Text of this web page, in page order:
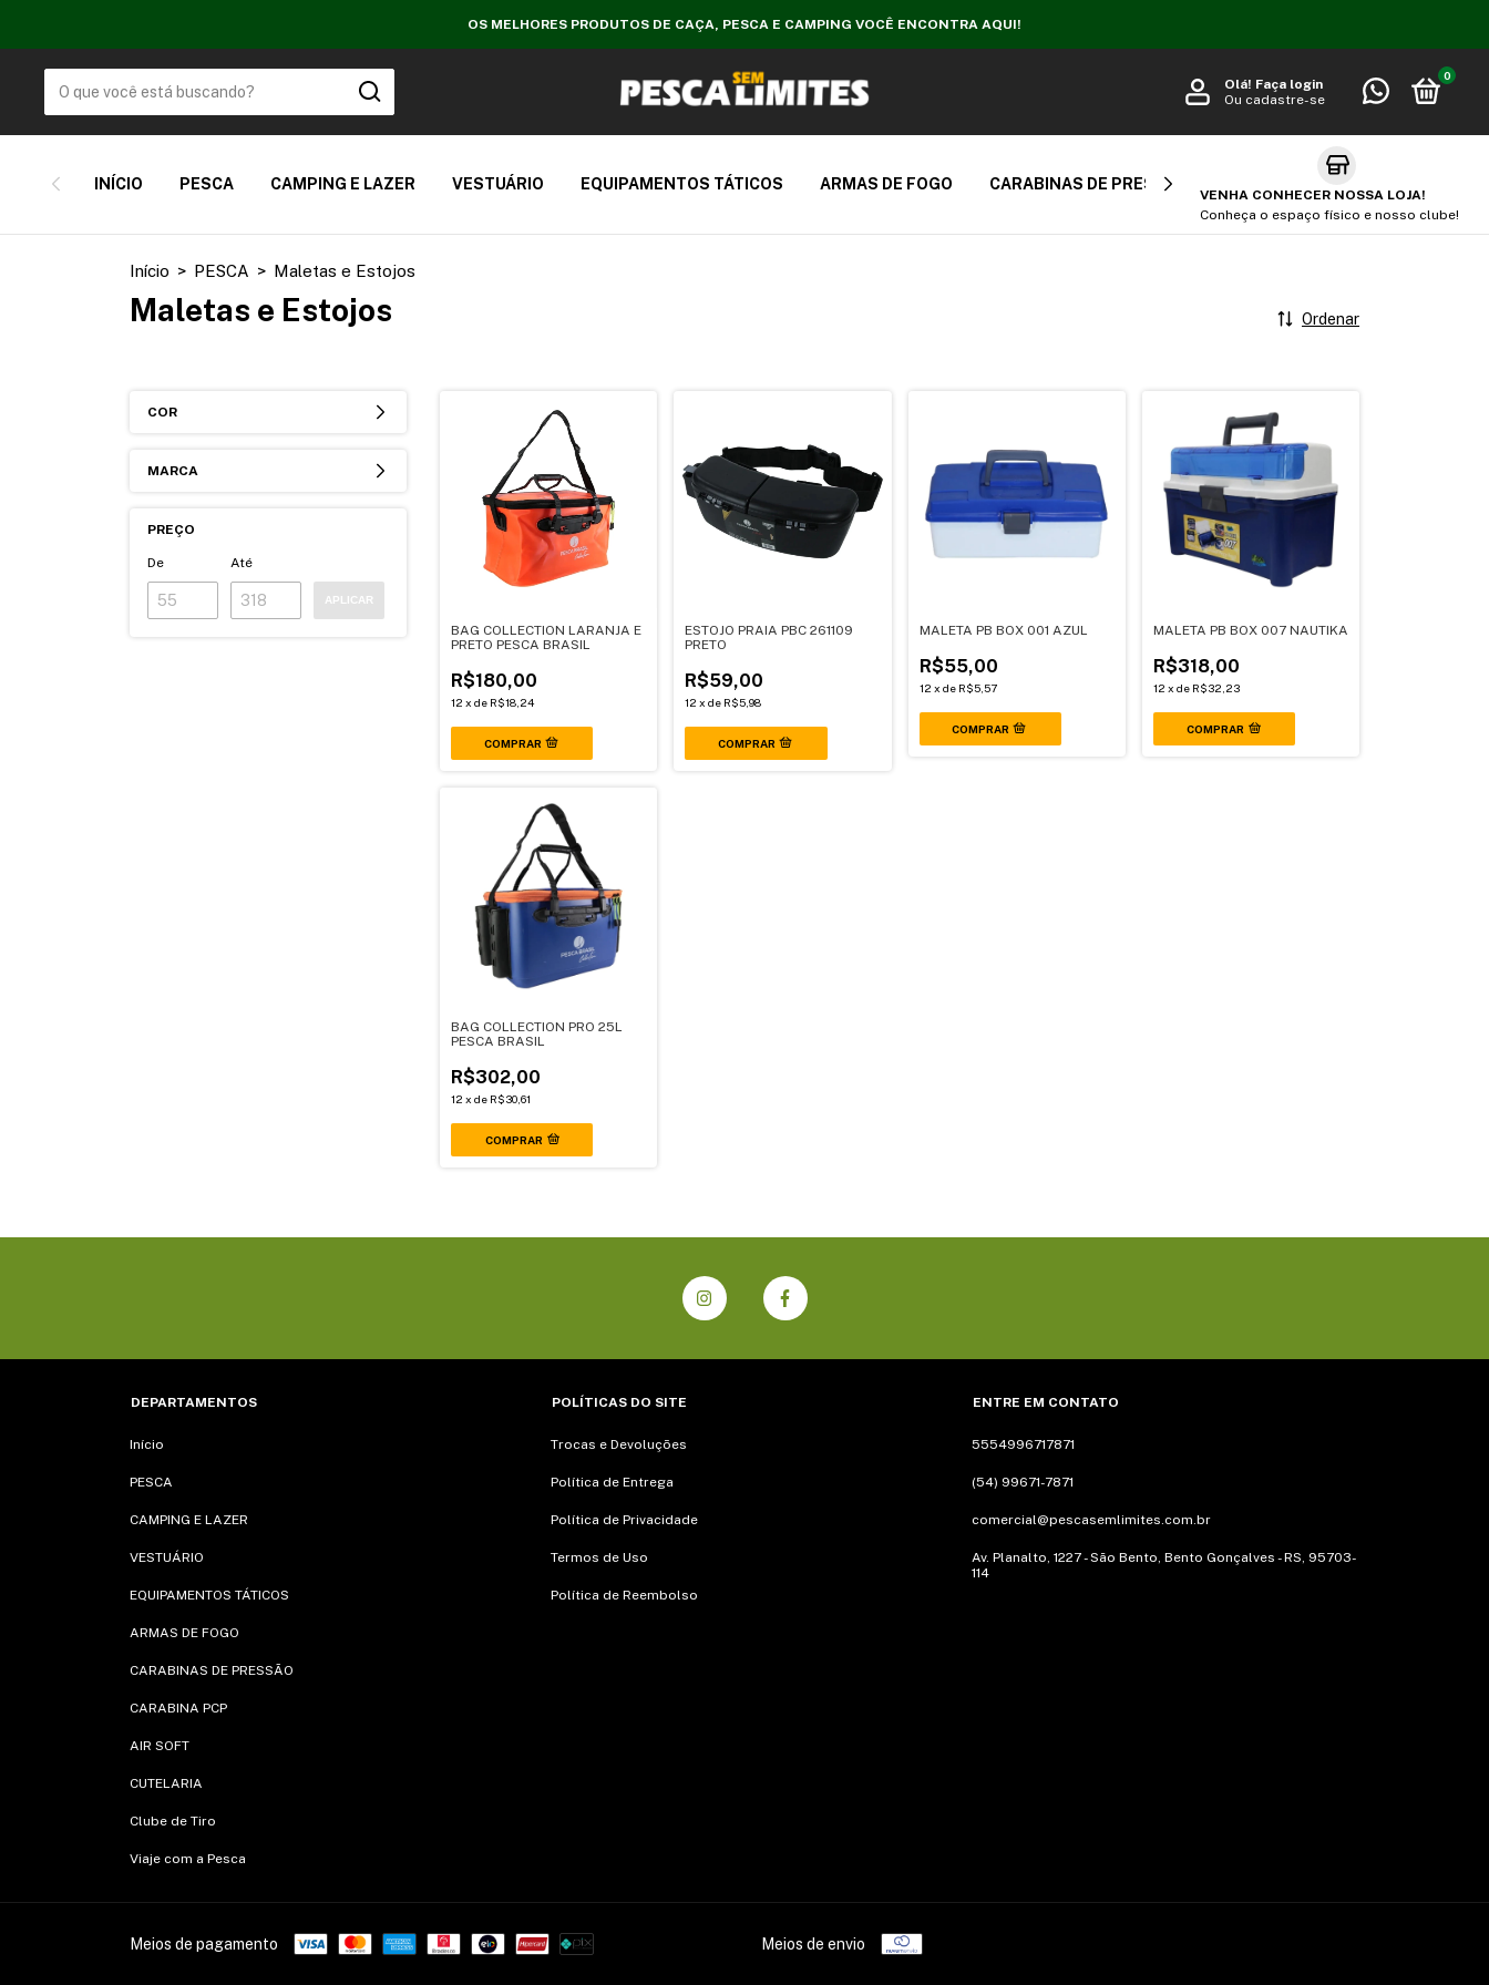
OS MELHORES PRODUTOS DE CAÇA, PESCA E CAMPING VOCÊ ENCONTRA AQUI!
Olá! Faça login
Ou cadastre-se
0
INÍCIO PESCA CAMPING E LAZER VESTUÁRIO EQUIPAMENTOS TÁTICOS ARMAS DE FOGO CARABINAS DE PRESSÃO
VENHA CONHECER NOSSA LOJA!
Conheça o espaço físico e nosso clube!
Início > PESCA > Maletas e Estojos
Maletas e Estojos Ordenar
COR
MARCA
PREÇO
De Até
APLICAR
BAG COLLECTION LARANJA E
PRETO PESCA BRASIL
R$180,00
12 x de R$18,24
ESTOJO PRAIA PBC 261109
PRETO
R$59,00
12 xde R$5,98
MALETA PB BOX 001 AZUL
R$55,00
12 x de R$5,57
MALETA PB BOX 007 NAUTIKA
R$318,00
12 x de R$32,23
COMPRAR
BAG COLLECTION PRO 25L
PESCA BRASIL
R$302,00
12 x de R$30,61
COMPRAR
DEPARTAMENTOS
Início
PESCA
CAMPING E LAZER
VESTUÁRIO
EQUIPAMENTOS TÁTICOS
ARMAS DE FOGO
CARABINAS DE PRESSÃO
CARABINA PCP
AIR SOFT
CUTELARIA
Clube de Tiro
Viaje com a Pesca
POLÍTICAS DO SITE
Trocas e Devoluções
Política de Entrega
Política de Privacidade
Termos de Uso
Política de Reembolso
ENTRE EM CONTATO
5554996717871
(54) 99671-7871
comercial@pescasemlimites.com.br
Av. Planalto, 1227 - São Bento, Bento Gonçalves - RS, 95703-
114
Meios de pagamento Meios de envio